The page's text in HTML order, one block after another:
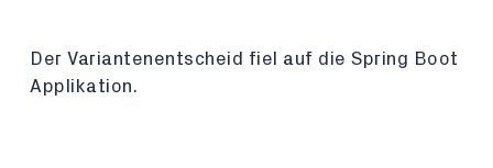
Der Variantenentscheid fiel auf die Spring Boot
Applikation.